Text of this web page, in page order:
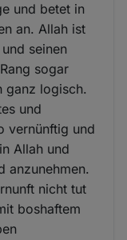
und betet in
an. Allah ist
seinen
sogar
ganz logisch.
und
vernünftig und
Allah und
anzunehmen.
nicht tut
boshaftem